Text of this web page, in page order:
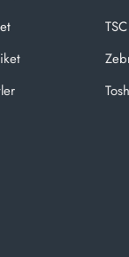
için geliştirdiği
hafif bir şekilde